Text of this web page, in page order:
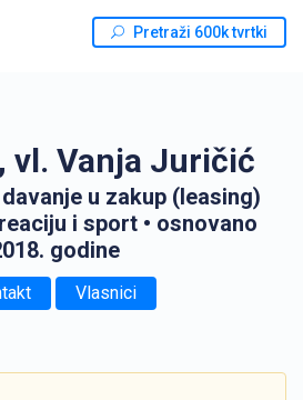
Pretraži 600k tvrtki
vl. Vanja Juričić
u zakup (lea­sing)
i sport • osnovano
godine
Vlasnici